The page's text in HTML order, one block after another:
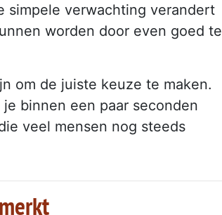
simpele verwachting verandert
worden door even goed te
om de juiste keuze te maken.
binnen een paar seconden
veel mensen nog steeds